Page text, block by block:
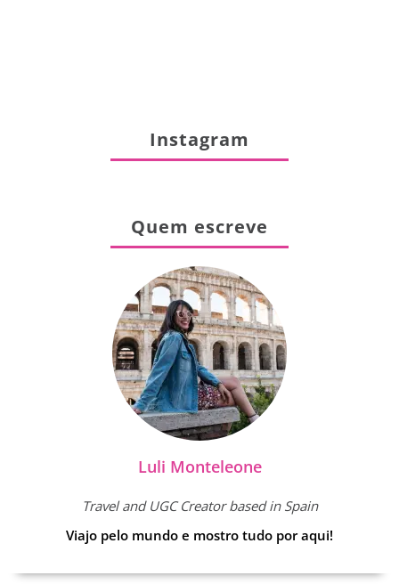
Instagram
Quem escreve
Luli Monteleone
Travel and UGC Creator based in Spain
Viajo pelo mundo e mostro tudo por aqui!